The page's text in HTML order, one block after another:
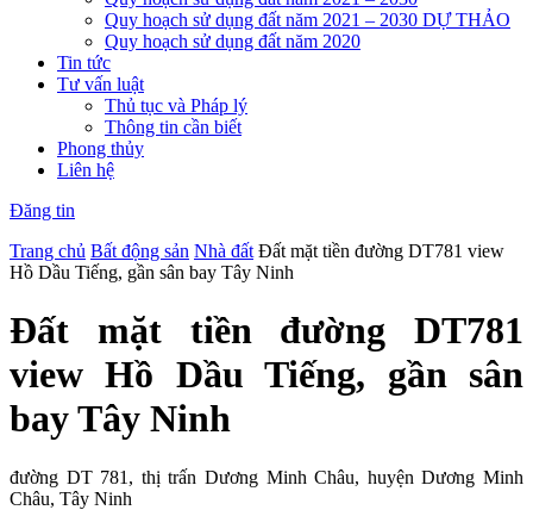
Quy hoạch sử dụng đất năm 2021 – 2030 DỰ THẢO
Quy hoạch sử dụng đất năm 2020
Tin tức
Tư vấn luật
Thủ tục và Pháp lý
Thông tin cần biết
Phong thủy
Liên hệ
Đăng tin
Trang chủ Bất động sản Nhà đất Đất mặt tiền đường DT781 view
Hồ Dầu Tiếng, gần sân bay Tây Ninh
Đất mặt tiền đường DT781
view Hồ Dầu Tiếng, gần sân
bay Tây Ninh
đường DT 781, thị trấn Dương Minh Châu, huyện Dương Minh
Châu, Tây Ninh